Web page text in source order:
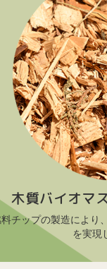
木質バイオマ
チップの製造により
を実現